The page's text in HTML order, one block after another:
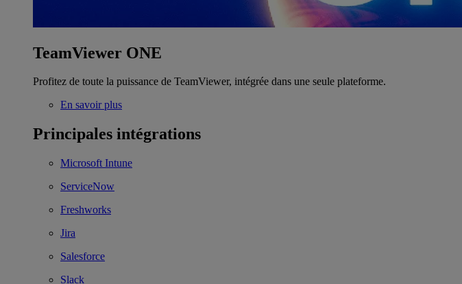
TeamViewer ONE
Profitez de toute la puissance de TeamViewer, intégrée dans une seule plateforme.
En savoir plus
Principales intégrations
Microsoft Intune
ServiceNow
Freshworks
Jira
Salesforce
Slack